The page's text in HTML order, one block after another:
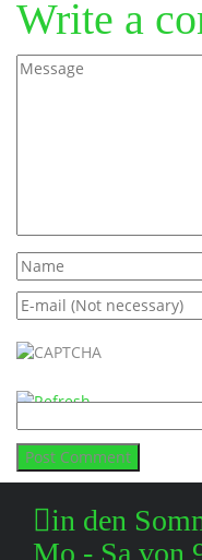
Write a
in den
Mo - Sa von